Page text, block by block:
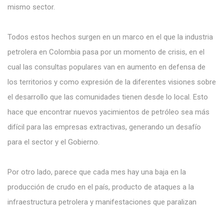
mismo sector.
Todos estos hechos surgen en un marco en el que la industria
petrolera en Colombia pasa por un momento de crisis, en el
cual las consultas populares van en aumento en defensa de
los territorios y como expresión de la diferentes visiones sobre
el desarrollo que las comunidades tienen desde lo local. Esto
hace que encontrar nuevos yacimientos de petróleo sea más
difícil para las empresas extractivas, generando un desafío
para el sector y el Gobierno.
Por otro lado, parece que cada mes hay una baja en la
producción de crudo en el país, producto de ataques a la
infraestructura petrolera y manifestaciones que paralizan